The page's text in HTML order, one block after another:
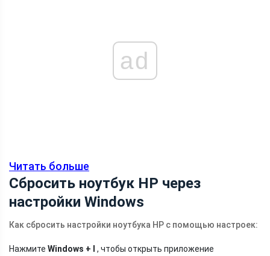
ad
Читать больше
Сбросить ноутбук HP через
настройки Windows
Как сбросить настройки ноутбука HP с помощью настроек:
Нажмите Windows + I
, чтобы открыть приложение